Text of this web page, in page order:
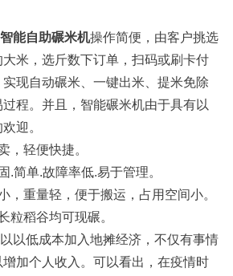
智能自助碾米机操作简便，由客户挑选
米，选斤数下订单，扫码或刷卡付
现自动碾米、一键出米、提米免除
程。并且，智能碾米机由于具有以
迎。
轻便快捷。
单.故障率低.易于管理。
重量轻，便于搬运，占用空间小。
稻谷均可现碾。
低成本加入地摊经济，不仅有事情
加个人收入。可以看出，在疫情时